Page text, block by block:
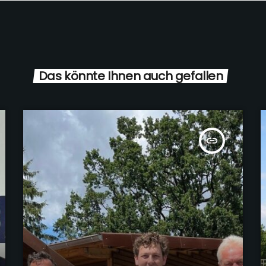
Das könnte Ihnen auch gefallen
insert_link